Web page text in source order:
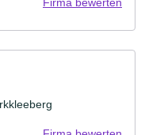
Firma bewerten